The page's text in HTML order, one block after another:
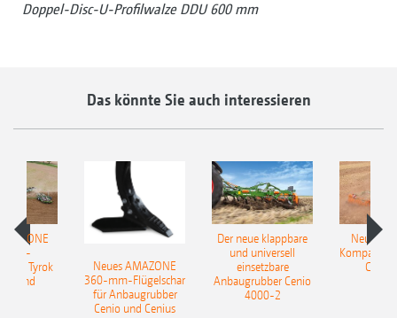
Doppel-Disc-U-Profilwalze DDU 600 mm
Das könnte Sie auch interessieren
Tyrok
Neues AMAZONE
360-mm-Flügelschar
für Anbaugrubber
Cenio und Cenius
Der neue klappbare
und universell
einsetzbare
Anbaugrubber Cenio
4000-2
Neue